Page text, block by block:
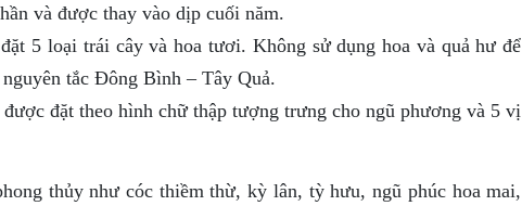
và được thay vào dịp cuối năm.
5 loại trái cây và hoa tươi. Không sử dụng hoa và quả hư để
tắc Đông Bình – Tây Quả.
đặt theo hình chữ thập tượng trưng cho ngũ phương và 5 vị
thủy như cóc thiềm thừ, kỳ lân, tỳ hưu, ngũ phúc hoa mai,